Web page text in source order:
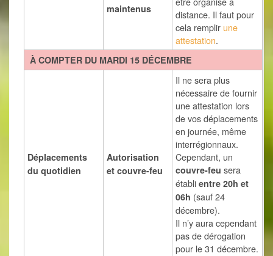
maintenus
distance. Il faut pour
cela remplir une
attestation.
À COMPTER DU MARDI 15 DÉCEMBRE
Déplacements
du quotidien
Autorisation
et couvre-feu
Il ne sera plus
nécessaire de fournir
une attestation lors
de vos déplacements
en journée, même
interrégionnaux.
Cependant, un
couvre-feu sera
établi entre 20h et
06h (sauf 24
décembre).
Il n’y aura cependant
pas de dérogation
pour le 31 décembre.